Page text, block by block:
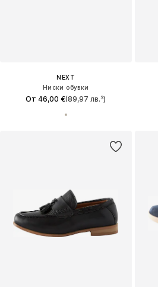
NEXT
Ниски обувки
От 46,00 €(89,97 лв.³)